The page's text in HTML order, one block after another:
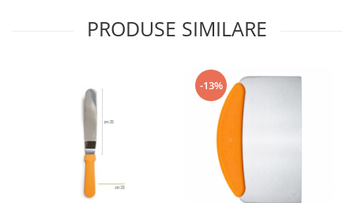
PRODUSE SIMILARE
-13%